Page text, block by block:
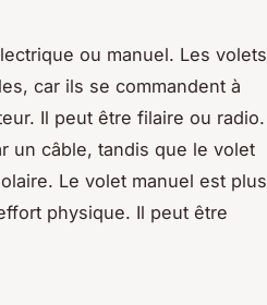
ou manuel. Les volets
car ils se commandent à
Il peut être filaire ou radio.
un câble, tandis que le volet
Le volet manuel est plus
physique. Il peut être